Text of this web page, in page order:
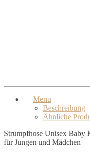
Menu
Beschreibung
Ähnliche
Strumpfhose Unisex Baby
für Jungen und Mädchen